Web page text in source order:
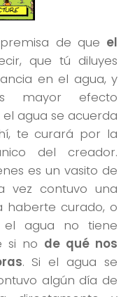
de que el
que tú diluyes
en el agua, y
mayor efecto
agua se acuerda
te curará por la
del creador.
es un vasito de
vez contuvo una
haberte curado, o
agua no tiene
si no de qué nos
. Si el agua se
algún día de